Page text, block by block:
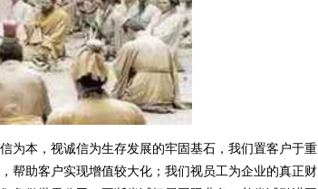
为本，视诚信为生存发展的牢固基石，我们置客户于重
帮助客户实现增值较大化；我们视员工为企业的真正财